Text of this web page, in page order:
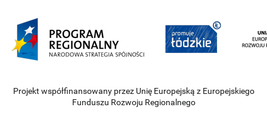
Projekt współfinansowany przez Unię Europejską z Europejskiego
Funduszu Rozwoju Regionalnego